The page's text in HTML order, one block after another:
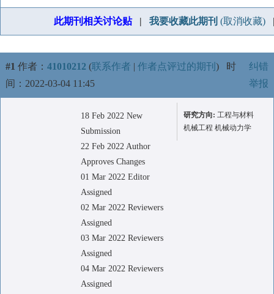
此期刊相关讨论贴| 我要收藏此期刊 (取消收藏)
#1 作者： 41010212 (联系作者 | 作者点评过的期刊 ) 时
间：2022-03-04 11:45
纠错
举报
18 Feb 2022 New
Submission
22 Feb 2022 Author
Approves Changes
01 Mar 2022 Editor
Assigned
02 Mar 2022 Reviewers
Assigned
03 Mar 2022 Reviewers
Assigned
04 Mar 2022 Reviewers
Assigned
研究方向: 工程与材料
机械工程 机械动力学